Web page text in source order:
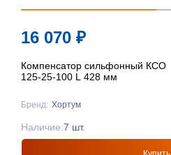
16 070 ₽
Компенсатор сильфонный КСО
125-25-100 L 428 мм
Бренд: Хортум
Наличие:7 шт.